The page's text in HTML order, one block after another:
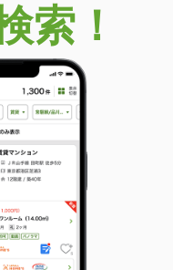
索！